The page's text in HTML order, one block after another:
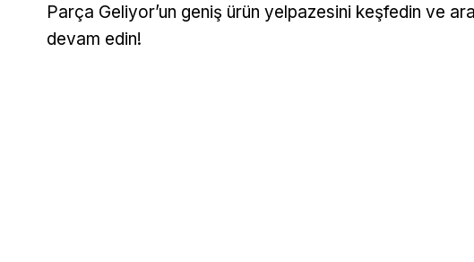
Parça Geliyor’un geniş ürün yelpazesini keşfedin ve
devam edin!